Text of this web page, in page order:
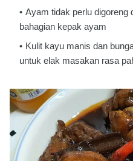
Ayam tidak perlu digoreng
bahagian kepak ayam
Kulit kayu manis dan
untuk elak masakan rasa